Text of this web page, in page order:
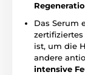
Das Serum
ist, um die
andere
intensive